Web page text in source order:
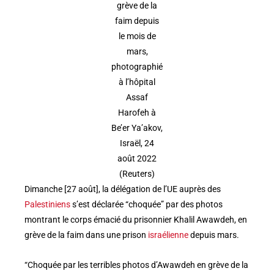
grève de la
faim depuis
le mois de
mars,
photographié
à l’hôpital
Assaf
Harofeh à
Be’er Ya’akov,
Israël, 24
août 2022
(Reuters)
Dimanche [27 août], la délégation de l’UE auprès des
Palestinienss’est déclarée “choquée” par des photos
montrant le corps émacié du prisonnier Khalil Awawdeh, en
grève de la faim dans une prison israéliennedepuis mars.
“Choquée par les terribles photos d’Awawdeh en grève de la